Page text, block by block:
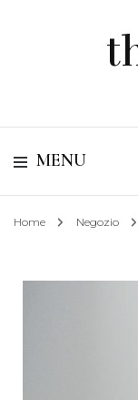
MENU
Home Negozio